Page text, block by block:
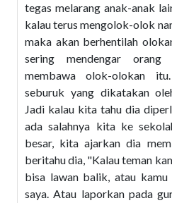
tegas melarang anak-anak
kalau terus mengolok-olok
maka akan berhentilah
sering mendengar orang
membawa olok-olokan
seburuk yang dikatakan
Jadi kalau kita tahu dia
ada salahnya kita ke
besar, kita ajarkan dia
beritahu dia, "Kalau teman
bisa lawan balik, atau
saya. Atau laporkan pada